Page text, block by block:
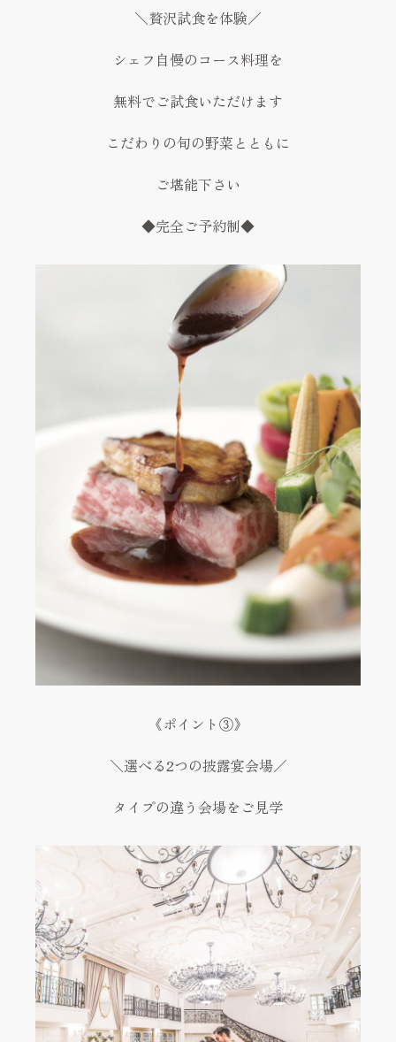
＼贅沢試食を体験／
シェフ自慢のコース料理を
無料でご試食いただけます
こだわりの旬の野菜とともに
ご堪能下さい
◆完全ご予約制◆
《ポイント③》
＼選べる2つの披露宴会場／
タイプの違う会場をご見学